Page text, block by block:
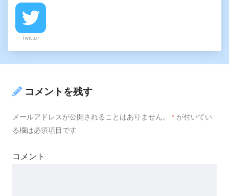
Twitter
コメントを残す
メールアドレスが公開されることはありません。 * が付いてい
る欄は必須項目です
コメント